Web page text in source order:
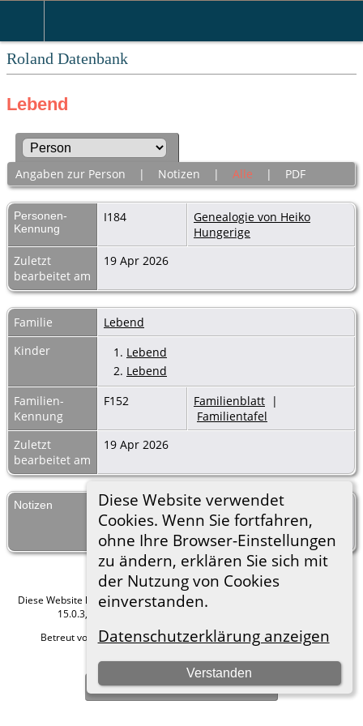
Roland Datenbank
Diese Website verwendet
Cookies. Wenn Sie fortfahren,
ohne Ihre Browser-Einstellungen
zu ändern, erklären Sie sich mit
der Nutzung von Cookies
einverstanden.
Datenschutzerklärung anzeigen
Verstanden
Lebend
Angaben zur Person | Notizen | Alle | PDF
Personen-
Kennung
I184
Genealogie von Heiko
Hungerige
Zuletzt
bearbeitet am
19 Apr 2026
Familie
Lebend
Kinder
1. Lebend
2. Lebend
Familien-
Kennung
F152 Familienblatt |
Familientafel
Zuletzt
bearbeitet am
19 Apr 2026
Notizen
Mit dieser Bemerkung ist mindestens eine
lebende Person verknüpft - Details werden
aus Datenschutzgründen nicht angezeigt.
Diese Website läuft mitThe Next Generation of Genealogy Sitebuilding
15.0.3, programmiert von Darrin Lythgoe © 2001-2026.
Betreut von
Roland zu Dortmund e.V.. |Datenschutzerklärung.
Hier geht es zum Impressum
Zur Desktop-Webseite wechseln